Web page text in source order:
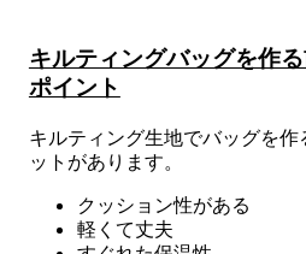
キルティングバッグを作
ポイント
キルティング生地でバッグを作
ットがあります。
クッション性がある
軽くて丈夫